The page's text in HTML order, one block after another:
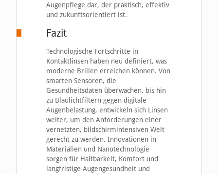
Augenpflege dar, der praktisch, effektiv
und zukunftsorientiert ist.
Fazit
Technologische Fortschritte in
Kontaktlinsen haben neu definiert, was
moderne Brillen erreichen können. Von
smarten Sensoren, die
Gesundheitsdaten überwachen, bis hin
zu Blaulichtfiltern gegen digitale
Augenbelastung, entwickeln sich Linsen
weiter, um den Anforderungen einer
vernetzten, bildschirmintensiven Welt
gerecht zu werden. Innovationen in
Materialien und Nanotechnologie
sorgen für Haltbarkeit, Komfort und
langfristige Augengesundheit und